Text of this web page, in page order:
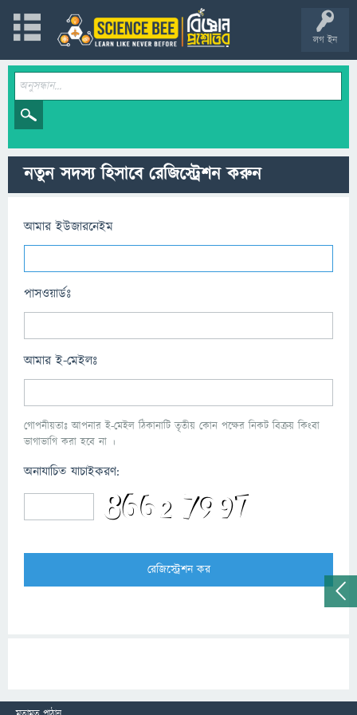
লগ ইন
নতুন সদস্য হিসাবে রেজিস্ট্রেশন করুন
আমার ইউজারনেইম
পাসওয়ার্ডঃ
আমার ই-মেইলঃ
গোপনীয়তাঃ আপনার ই-মেইল ঠিকানাটি তৃতীয় কোন পক্ষের নিকট বিক্রয় কিংবা
ভাগাভাগি করা হবে না ।
অনাযাচিত যাচাইকরণ: